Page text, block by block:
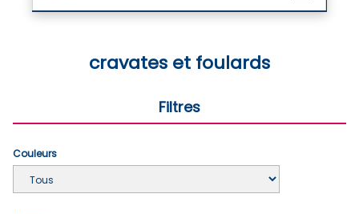
cravates et foulards
Filtres
Couleurs